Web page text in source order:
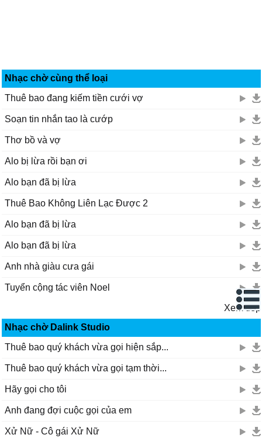
Nhạc chờ cùng thể loại
Thuê bao đang kiếm tiền cưới vợ
Soạn tin nhắn tao là cướp
Thơ bồ và vợ
Alo bị lừa rồi bạn ơi
Alo bạn đã bị lừa
Thuê Bao Không Liên Lạc Được 2
Alo bạn đã bị lừa
Alo bạn đã bị lừa
Anh nhà giàu cưa gái
Tuyển cộng tác viên Noel
Xem tiếp
Nhạc chờ Dalink Studio
Thuê bao quý khách vừa gọi hiện sắp...
Thuê bao quý khách vừa gọi tạm thời...
Hãy gọi cho tôi
Anh đang đợi cuộc gọi của em
Xử Nữ - Cô gái Xử Nữ